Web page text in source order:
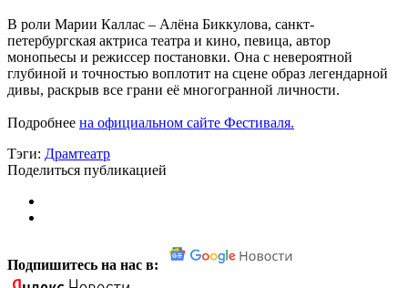
В роли Марии Каллас – Алёна Биккулова, санкт-
петербургская актриса театра и кино, певица, автор
монопьесы и режиссер постановки. Она с невероятной
глубиной и точностью воплотит на сцене образ легендарной
дивы, раскрыв все грани её многогранной личности.
Подробнее на официальном сайте Фестиваля.
Тэги: Драмтеатр
Поделиться публикацией
Подпишитесь на нас в: